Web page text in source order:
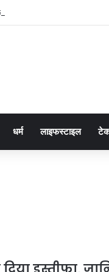
रेगुलेटरी बिल पर सोमवार को
धर्म लाइफस्टाइल